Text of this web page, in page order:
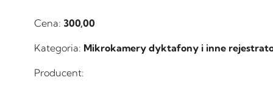
Cena: 300,00
Kategoria: Mikrokamery dyktafony i inne
Producent: